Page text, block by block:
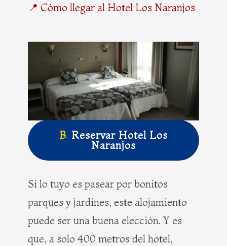
📍 Cómo llegar al Hotel Los Naranjos
B. Reservar Hotel Los
Naranjos
Si lo tuyo es pasear por bonitos
parques y jardines, este alojamiento
puede ser una buena elección. Y es
que, a solo 400 metros del hotel,